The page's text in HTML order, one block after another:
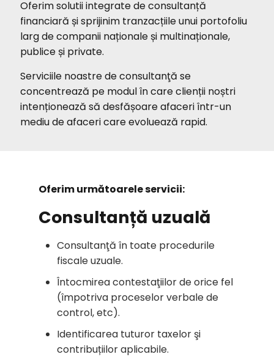
Oferim solutii integrate de consultanță
financiară și sprijinim tranzacțiile unui portofoliu
larg de companii naționale și multinaționale,
publice și private.
Serviciile noastre de consultanţă se
concentrează pe modul în care clienții noștri
intenționează să desfășoare afaceri într-un
mediu de afaceri care evoluează rapid.
Oferim următoarele servicii:
Consultanță uzuală
Consultanţă în toate procedurile
fiscale uzuale.
Întocmirea contestaţiilor de orice fel
(împotriva proceselor verbale de
control, etc).
Identificarea tuturor taxelor şi
contribuțiilor aplicabile.